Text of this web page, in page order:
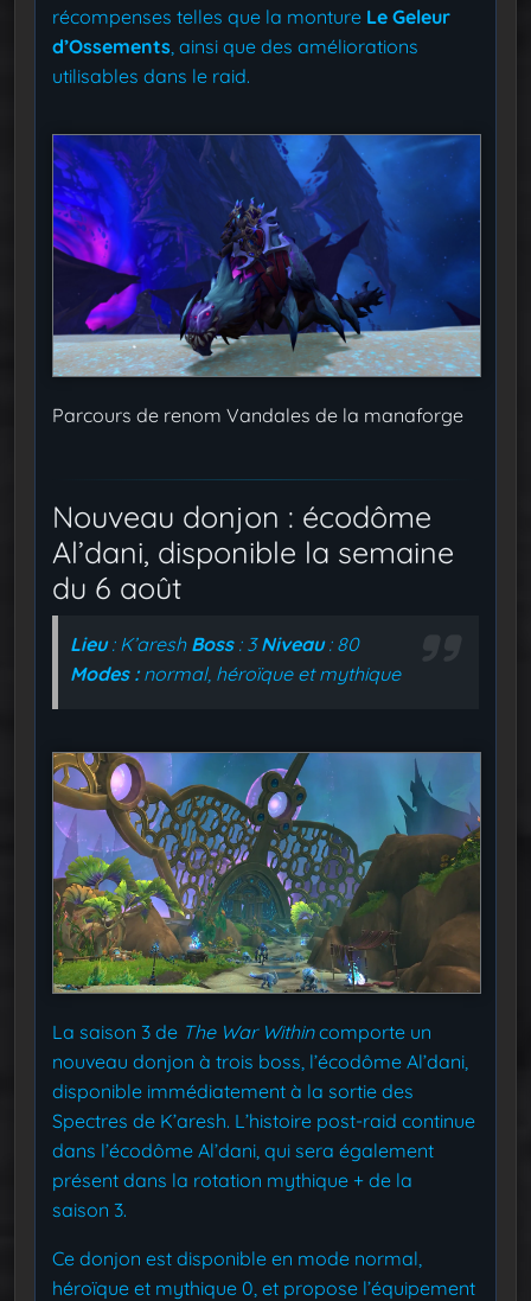
récompenses telles que la monture Le Geleur
d’Ossements, ainsi que des améliorations
utilisables dans le raid.
Parcours de renom Vandales de la manaforge
Nouveau donjon : écodôme
Al’dani, disponible la semaine
du 6 août
Lieu: K’aresh Boss: 3 Niveau: 80
Modes :normal, héroïque et mythique
La saison 3 de The War Withincomporte un
nouveau donjon à trois boss, l’écodôme Al’dani,
disponible immédiatement à la sortie des
Spectres de K’aresh. L’histoire post-raid continue
dans l’écodôme Al’dani, qui sera également
présent dans la rotation mythique + de la
saison 3.
Ce donjon est disponible en mode normal,
héroïque et mythique 0, et propose l’équipement